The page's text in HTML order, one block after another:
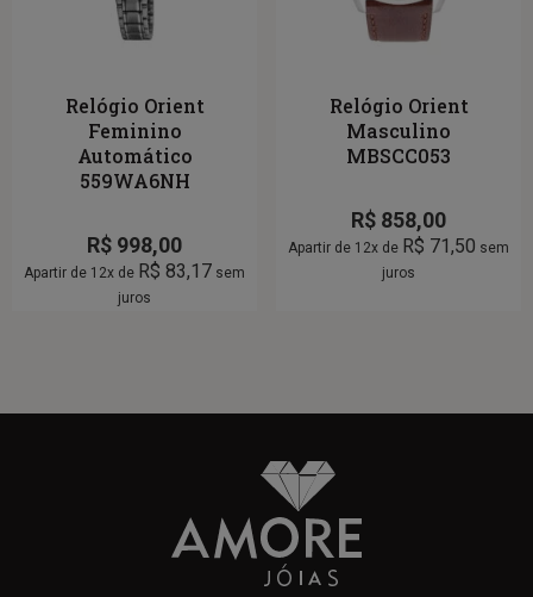
Relógio Orient
Feminino
Automático
559WA6NH
R$ 998,00
Apartir de 12x de R$ 83,17 sem
juros
Relógio Orient
Masculino
MBSCC053
R$ 858,00
Apartir de 12x de R$ 71,50 sem
juros